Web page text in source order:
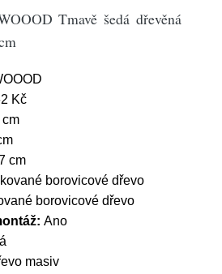
Tmavě šedá dřevěná
Kč
cm
cm
borovicové dřevo
borovicové dřevo
Ano
masiv